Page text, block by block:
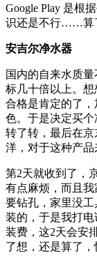
Google Play 是根
识还是不行……算
安吉尔净水器
国内的自来水质
标几十倍以上。想
合格是肯定的了
色。于是决定买
转了转，最后在
洋，对于这种产品
第2天就收到了，
有点麻烦，而且
要钻孔，家里没
装的，于是我打
装费，这2天会安
了想，还是算了，